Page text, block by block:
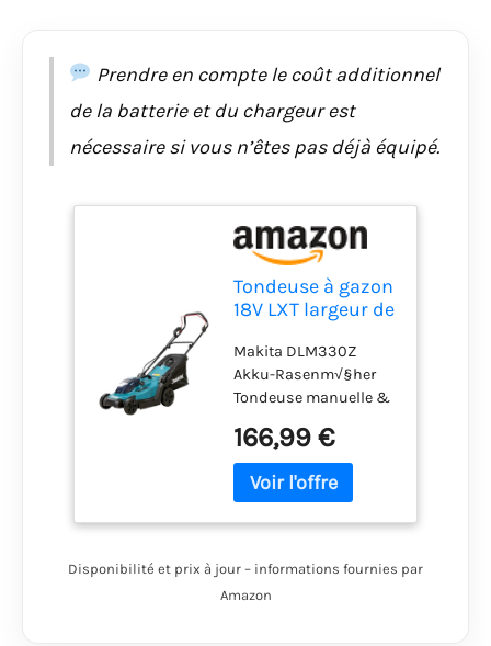
Prendre en compte le coût additionnel
de la batterie et du chargeur est
nécessaire si vous n’êtes pas déjà équipé.
Tondeuse à gazon
18V LXT largeur de
(Solo) - MAKITA
DLM330Z
Makita DLM330Z
Akku-Rasenm√§her
Tondeuse manuelle &
166,99 €
Disponibilité et prix à jour – informations fournies par
Amazon